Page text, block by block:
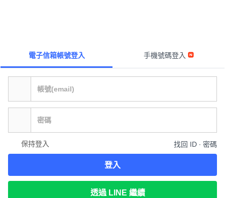
電子信箱帳號登入 手機號碼登入
保持登入 找回 ID ∙ 密碼
登入
透過 LINE 繼續